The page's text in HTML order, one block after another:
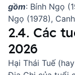
gồm: Bính Ngọ
Ngọ (1978),
2.4. Các
2026
Hại Thái Tuế